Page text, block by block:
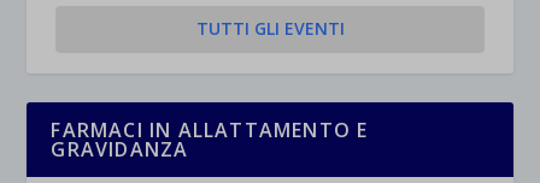
TUTTI GLI EVENTI
FARMACI IN ALLATTAMENTO E
GRAVIDANZA